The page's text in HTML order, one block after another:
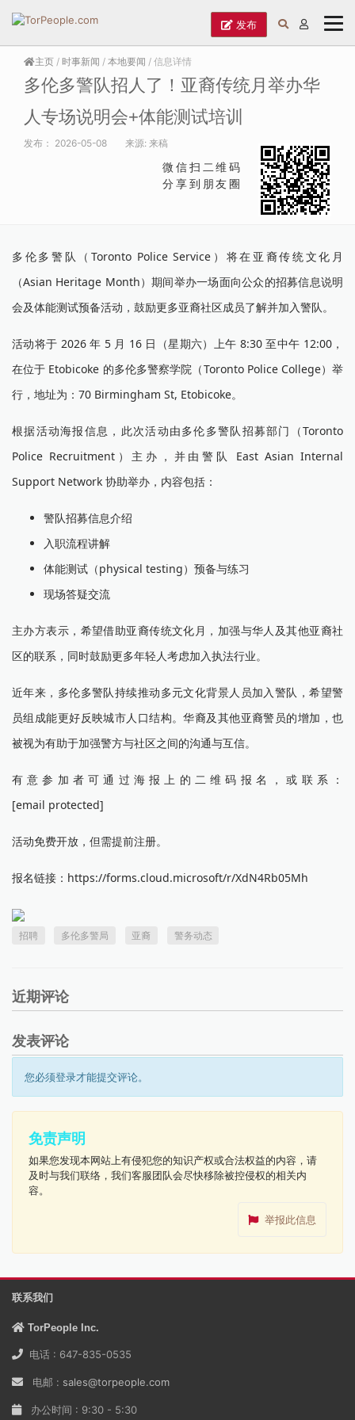
发布
主页 / 时事新闻 / 本地要闻 / 信息详情
多伦多警队招人了！亚裔传统月举办华
人专场说明会+体能测试培训
发布： 2026-05-08 来源: 来稿
微信扫二维码
分享到朋友圈
多伦多警队（Toronto Police Service）将在亚裔传统文化月
（Asian Heritage Month）期间举办一场面向公众的招募信息说明
会及体能测试预备活动，鼓励更多亚裔社区成员了解并加入警队。
活动将于 2026 年 5 月 16 日（星期六）上午 8:30 至中午 12:00，
在位于 Etobicoke 的多伦多警察学院（Toronto Police College）举
行，地址为：70 Birmingham St, Etobicoke。
根据活动海报信息，此次活动由多伦多警队招募部门（Toronto
Police Recruitment）主办，并由警队 East Asian Internal
Support Network 协助举办，内容包括：
警队招募信息介绍
入职流程讲解
体能测试（physical testing）预备与练习
现场答疑交流
主办方表示，希望借助亚裔传统文化月，加强与华人及其他亚裔社
区的联系，同时鼓励更多年轻人考虑加入执法行业。
近年来，多伦多警队持续推动多元文化背景人员加入警队，希望警
员组成能更好反映城市人口结构。华裔及其他亚裔警员的增加，也
被视为有助于加强警方与社区之间的沟通与互信。
有意参加者可通过海报上的二维码报名，或联系：
[email protected]
活动免费开放，但需提前注册。
报名链接：https://forms.cloud.microsoft/r/XdN4Rb05Mh
招聘 多伦多警局 亚裔 警务动态
近期评论
发表评论
您必须登录才能提交评论。
免责声明
如果您发现本网站上有侵犯您的知识产权或合法权益的内容，请
及时与我们联络，我们客服团队会尽快移除被控侵权的相关内
容。
举报此信息
联系我们
TorPeople Inc.
电话 : 647-835-0535
电邮 : sales@torpeople.com
办公时间 : 9:30 - 5:30